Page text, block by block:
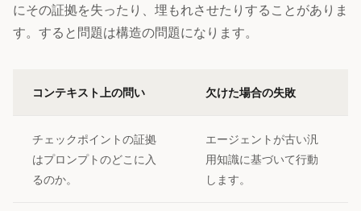
にその証拠を失ったり、埋もれさせたりすることがありま
す。すると問題は構造の問題になります。
コンテキスト上の問い 欠けた場合の失敗
チェックポイントの証拠
はプロンプトのどこに入
るのか。
エージェントが古い汎
用知識に基づいて行動
します。